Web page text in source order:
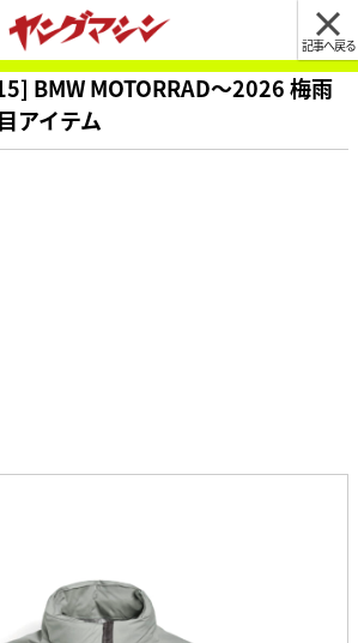
記事へ戻る
BMW MOTORRAD〜2026 梅雨
アイテム